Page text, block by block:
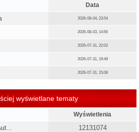
Data
2026-08-04, 23:54
2026-08-03, 14:56
2026-07-31, 22:02
2026-07-31, 19:49
2026-07-31, 15:08
wyświetlane tematy
Wyświetlenia
12131074